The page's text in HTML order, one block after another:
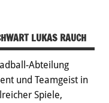
LUKAS RAUCH
Abteilung
und Teamgeist in
Spiele,